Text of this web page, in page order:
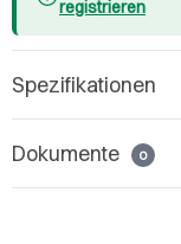
registrieren
Spezifikationen
Dokumente 0